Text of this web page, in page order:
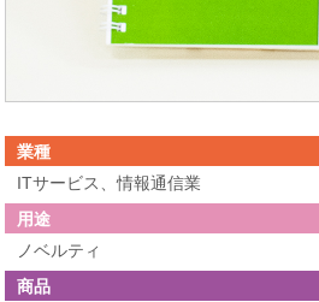
業種
ITサービス、情報通信業
用途
ノベルティ
商品